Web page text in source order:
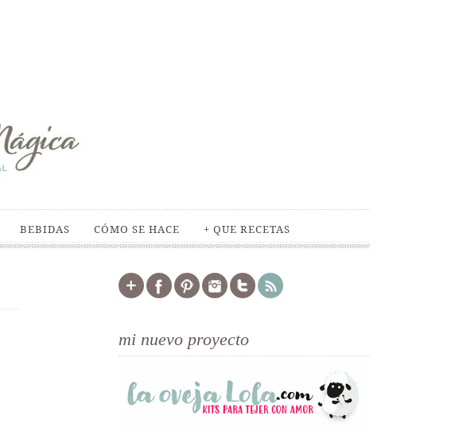
BEBIDAS CÓMO SE HACE + QUE RECETAS
mi nuevo proyecto